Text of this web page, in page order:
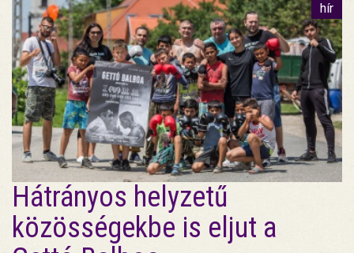
hír
Hátrányos helyzetű
közösségekbe is eljut a